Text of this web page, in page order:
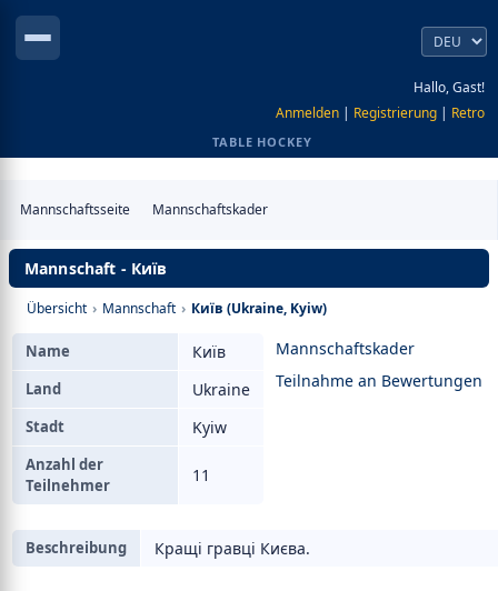
Hallo, Gast!
Anmelden | Registrierung | Retro
TABLE HOCKEY
Mannschaftsseite Mannschaftskader
Mannschaft - Київ
Übersicht › Mannschaft › Київ (Ukraine, Kyiw)
Mannschaftskader
Teilnahme an Bewertungen
Name Київ
Land Ukraine
Stadt Kyiw
Anzahl der
Teilnehmer
11
Beschreibung Кращі гравці Києва.